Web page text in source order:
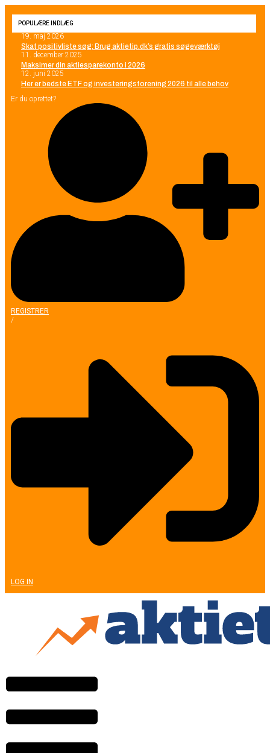
POPULÆRE INDLÆG
19. maj 2026
Skat positivliste søg: Brug aktietip.dk’s gratis søgeværktøj
11. december 2025
Maksimer din aktiesparekonto i 2026
12. juni 2025
Her er bedste ETF og investeringsforening 2026 til alle behov
Er du oprettet?
REGISTRER
/
LOG IN